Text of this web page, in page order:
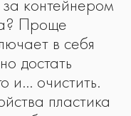
контейнером
Проще
в себя
достать
и… очистить.
пластика